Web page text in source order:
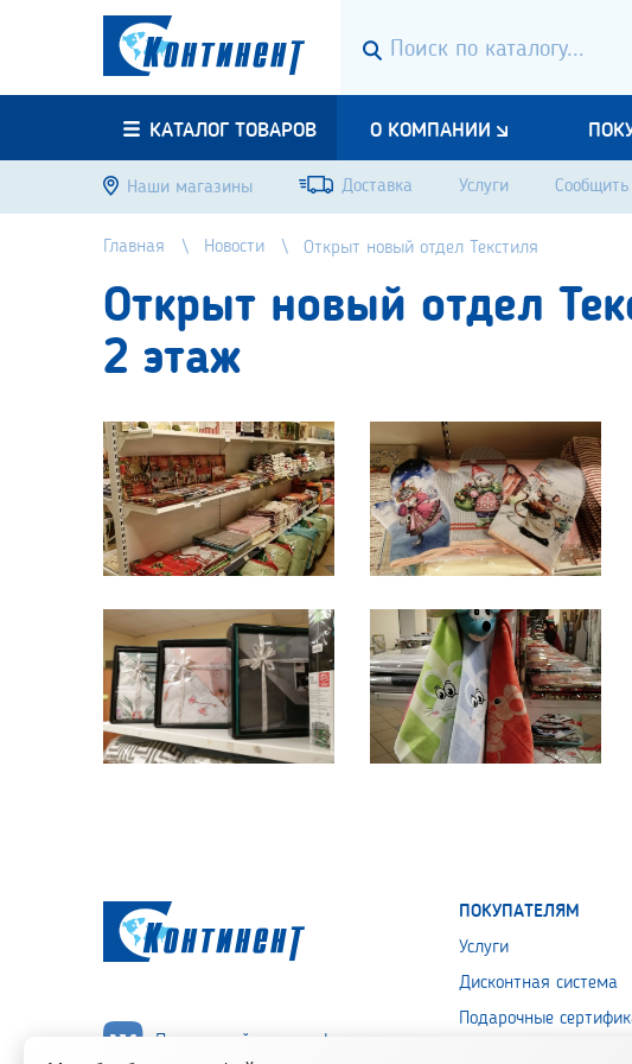
КАТАЛОГ ТОВАРОВ О КОМПАНИИ
Наши магазины Доставка Услуги
Главная Новости Открыт новый отдел Текстиля
Открыт новый отдел
2 этаж
Подписывайся на нас!
ПОКУПАТЕЛЯМ
Услуги
Дисконтная система
Подарочные